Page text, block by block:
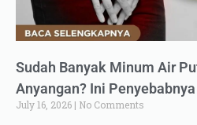
Sudah Banyak Minum Air
Anyangan? Ini Penyebabnya
July 16, 2026 No Comments